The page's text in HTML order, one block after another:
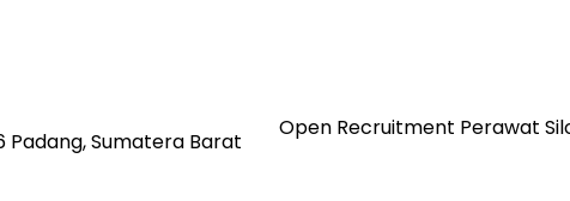
Sumatera Barat
Open Recruitment Perawat